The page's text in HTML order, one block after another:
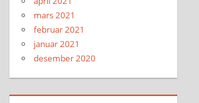
mars 2021
februar 2021
januar 2021
desember 2020